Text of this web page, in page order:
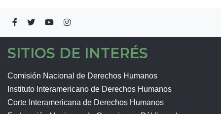
SITIOS DE INTERÉS
Comisión Nacional de Derechos Humanos
Instituto Interamericano de Derechos Humanos
Corte Interamericana de Derechos Humanos